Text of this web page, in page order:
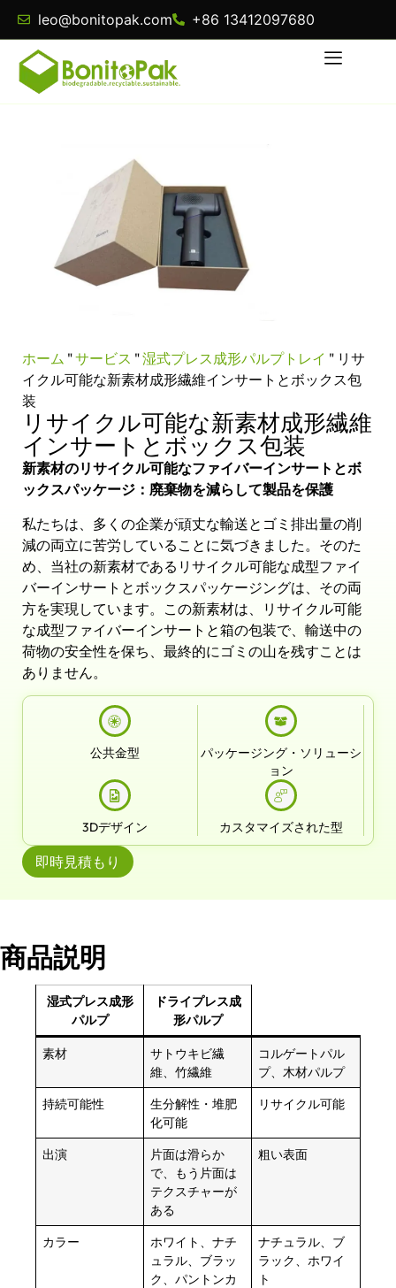
leo@bonitopak.com +86 13412097680
ホーム "サービス "湿式プレス成形パルプトレイ " リサ
イクル可能な新素材成形繊維インサートとボックス包
装
リサイクル可能な新素材成形繊維
インサートとボックス包装
新素材のリサイクル可能なファイバーインサートとボ
ックスパッケージ：廃棄物を減らして製品を保護
私たちは、多くの企業が頑丈な輸送とゴミ排出量の削
減の両立に苦労していることに気づきました。そのた
め、当社の新素材であるリサイクル可能な成型ファイ
バーインサートとボックスパッケージングは、その両
方を実現しています。この新素材は、リサイクル可能
な成型ファイバーインサートと箱の包装で、輸送中の
荷物の安全性を保ち、最終的にゴミの山を残すことは
ありません。
公共金型
パッケージング・ソリューシ
ョン
3Dデザイン カスタマイズされた型
即時見積もり
商品説明
湿式プレス成形
パルプ
ドライプレス成
形パルプ
素材
サトウキビ繊
維、竹繊維
コルゲートパル
プ、木材パルプ
持続可能性
生分解性・堆肥
化可能
リサイクル可能
出演
片面は滑らか
で、もう片面は
テクスチャーが
ある
粗い表面
カラー
ホワイト、ナチ
ュラル、ブラッ
ク、パントンカ
ナチュラル、ブ
ラック、ホワイ
ト